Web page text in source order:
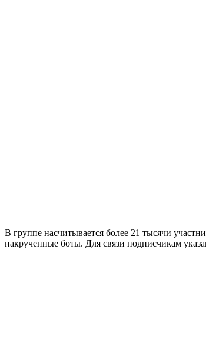
В группе насчитывается более 21 тысячи
накрученные боты. Для связи подписчикам